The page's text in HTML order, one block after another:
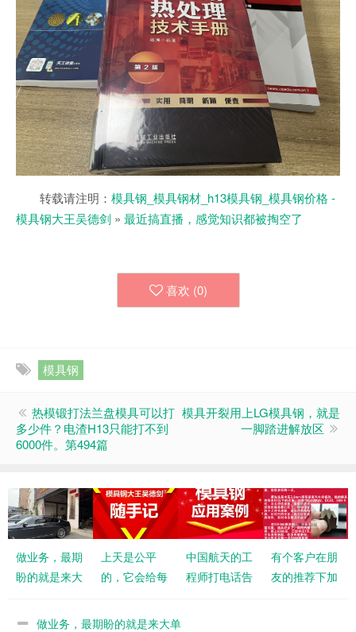
转载请注明： 模具钢_模具钢材_h13模具钢_模具钢价格 -
模具钢大王吴德剑 » 最近搞直播，感觉知识都被掏空了
喜欢 (0)
模具钢
热模锻打法兰盘模具可以打
多少件？电渣H13只能打不到
6000件。第494篇
模具开裂用上LG模具钢，就是
一脚踏进解放区
做业务，最期
盼的就是来大
上天是公平
的，它会给每
中国航天的工
程师打电话告
有个客户在朋
友的推荐下加
做业务，最期盼的就是来大单